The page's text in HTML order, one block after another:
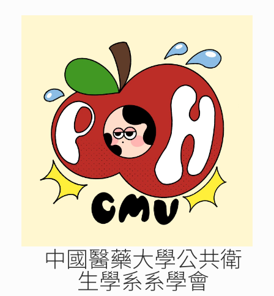
中國醫藥大學公共衛
生學系系學會